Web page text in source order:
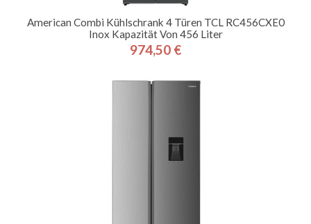
American Combi Kühlschrank 4 Türen TCL RC456CXE0
Inox Kapazität Von 456 Liter
Preis
974,50 €